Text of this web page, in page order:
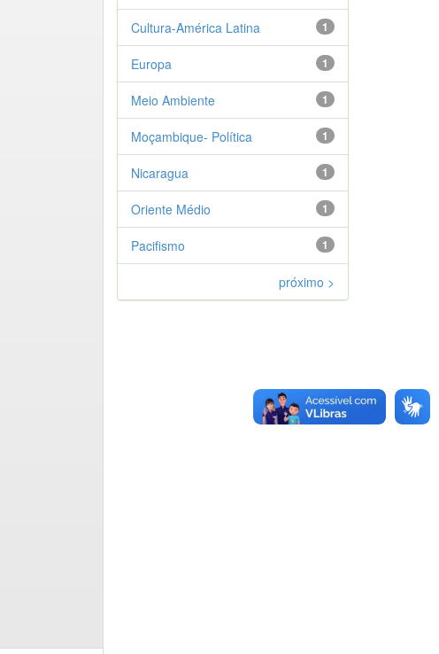
1
Cultura-América Latina
1
Europa
1
Meio Ambiente
1
Moçambique- Política
1
Nicaragua
1
Oriente Médio
1
Pacifismo
próximo >